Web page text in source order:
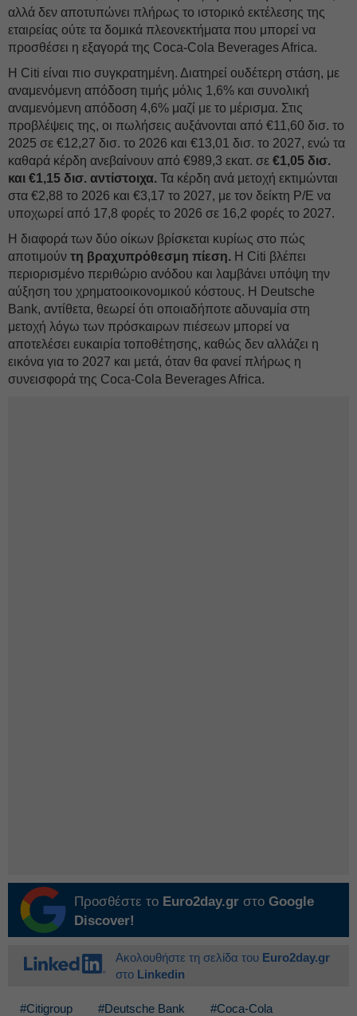
αλλά δεν αποτυπώνει πλήρως το ιστορικό εκτέλεσης της
εταιρείας ούτε τα δομικά πλεονεκτήματα που μπορεί να
προσθέσει η εξαγορά της Coca-Cola Beverages Africa.
Η Citi είναι πιο συγκρατημένη. Διατηρεί ουδέτερη στάση, με
αναμενόμενη απόδοση τιμής μόλις 1,6% και συνολική
αναμενόμενη απόδοση 4,6% μαζί με το μέρισμα. Στις
προβλέψεις της, οι πωλήσεις αυξάνονται από €11,60 δισ. το
2025 σε €12,27 δισ. το 2026 και €13,01 δισ. το 2027, ενώ τα
καθαρά κέρδη ανεβαίνουν από €989,3 εκατ. σε €1,05 δισ.
και €1,15 δισ. αντίστοιχα. Τα κέρδη ανά μετοχή εκτιμώνται
στα €2,88 το 2026 και €3,17 το 2027, με τον δείκτη P/E να
υποχωρεί από 17,8 φορές το 2026 σε 16,2 φορές το 2027.
Η διαφορά των δύο οίκων βρίσκεται κυρίως στο πώς
αποτιμούν τη βραχυπρόθεσμη πίεση. Η Citi βλέπει
περιορισμένο περιθώριο ανόδου και λαμβάνει υπόψη την
αύξηση του χρηματοοικονομικού κόστους. Η Deutsche
Bank, αντίθετα, θεωρεί ότι οποιαδήποτε αδυναμία στη
μετοχή λόγω των πρόσκαιρων πιέσεων μπορεί να
αποτελέσει ευκαιρία τοποθέτησης, καθώς δεν αλλάζει η
εικόνα για το 2027 και μετά, όταν θα φανεί πλήρως η
συνεισφορά της Coca-Cola Beverages Africa.
Προσθέστε το Euro2day.gr στο Google
Discover!
Ακολουθήστε τη σελίδα του Euro2day.gr
στο Linkedin
#Citigroup #Deutsche Bank #Coca-Cola